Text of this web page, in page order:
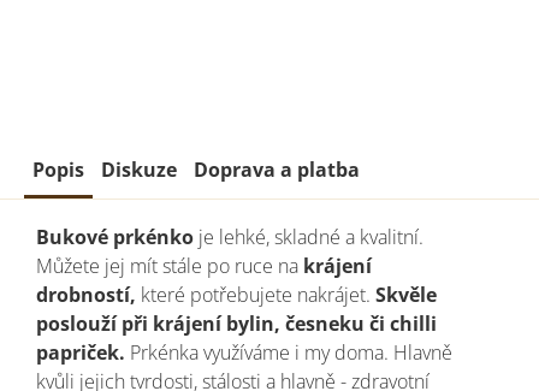
Popis Diskuze Doprava a platba
Bukové prkénko je lehké, skladné a kvalitní.
Můžete jej mít stále po ruce na krájení
drobností, které potřebujete nakrájet. Skvěle
poslouží při krájení bylin, česneku či chilli
papriček. Prkénka využíváme i my doma. Hlavně
kvůli jejich tvrdosti, stálosti a hlavně - zdravotní